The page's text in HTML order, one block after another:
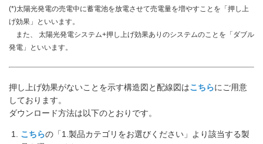
(*)太陽光発電の売電中に蓄電池を放電させて売電量を増やすことを「押し上
げ効果」といいます。
また、 太陽光発電システム+押し上げ効果ありのシステムのことを「ダブル
発電」といいます。
押し上げ効果がないことを示す構造図と配線図はこちらにご用意
しております。
ダウンロード方法は以下のとおりです。
こちらの「1.製品カテゴリをお選びください」より該当する製